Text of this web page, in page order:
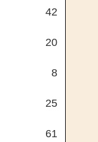
42
20
8
25
61